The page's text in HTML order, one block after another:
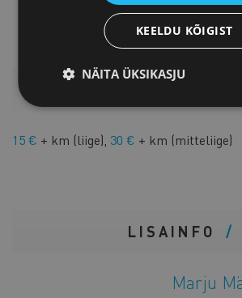
probleeme
15 € + km (liige), 30 € + km (mitteliige)
LISAINFO
Marju
KEELDU KÕIGIST
NÄITA ÜKSIKASJU